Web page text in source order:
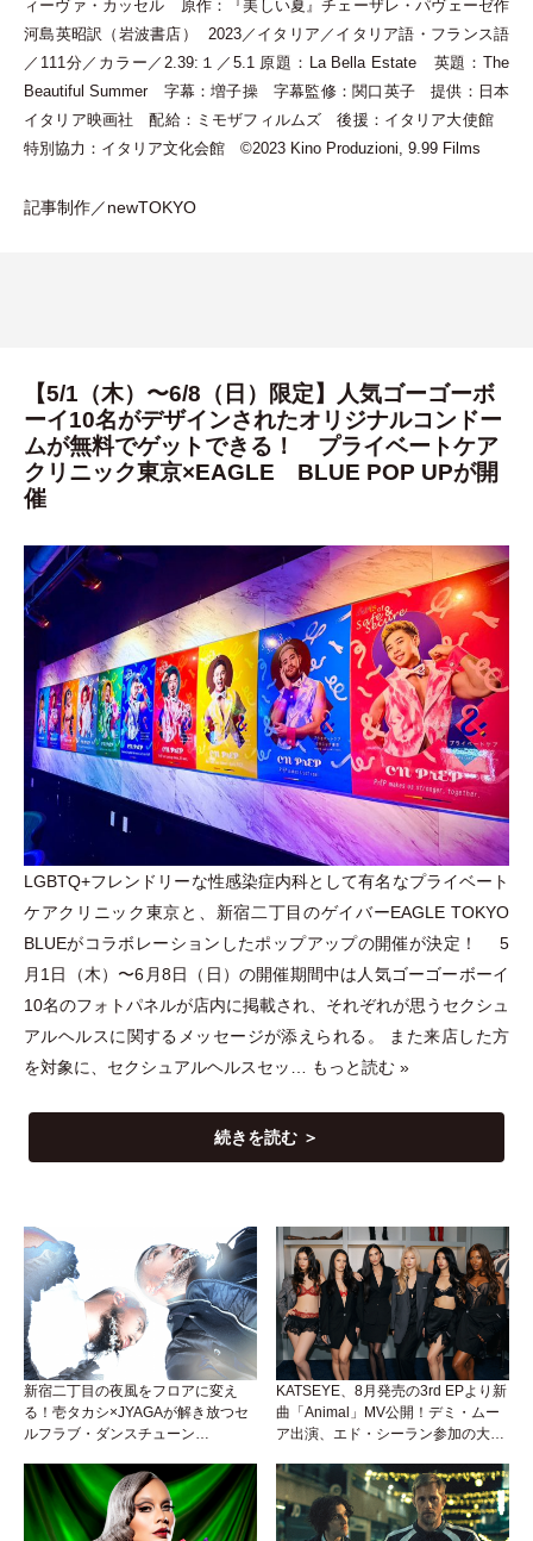
ィーヴァ ・ カッセル 原作：『美しい夏』チェーザレ ・パヴェーゼ作
河島英昭訳 （ 岩波書店 ） 2023／イタリア／イタリア語 ・ フランス語
／111分／カラー／2.39:１／5.1 原題：La Bella Estate 英題：The
Beautiful Summer 字幕：増子操 字幕監修：関口英子 提供：日本
イタリア映画社 配給：ミモザフィルムズ 後援：イタリア大使館
特別協力：イタリア文化会館 ©2023 Kino Produzioni, 9.99 Films
記事制作／newTOKYO
【5/1（木）〜6/8（日）限定】人気ゴーゴーボ
ーイ10名がデザインされたオリジナルコンドー
ムが無料でゲットできる！ プライベートケア
クリニック東京×EAGLE BLUE POP UPが開
催
LGBTQ+フレンドリーな性感染症内科として有名なプライベート
ケアクリニック東京と、新宿二丁目のゲイバーEAGLE TOKYO
BLUEがコラボレーションしたポップアップの開催が決定！ 5
月1日
（木） 〜6月8日 （ 日 ） の開催期間中は人気ゴーゴーボーイ
10名のフォトパネルが店内に掲載され、それぞれが思うセクシュ
アルヘルスに関するメッセージが添えられる。 また来店した方
を対象に、セクシュアルヘルスセッ…
もっと読む »
続きを読む ＞
新宿二丁目の夜風をフロアに変え
る！壱タカシ×JYAGAが解き放つセ
ルフラブ・ダンスチューン
KATSEYE、8月発売の3rd EPより新
曲「Animal」MV公開！デミ・ムー
ア出演、エド・シーラン参加の大胆